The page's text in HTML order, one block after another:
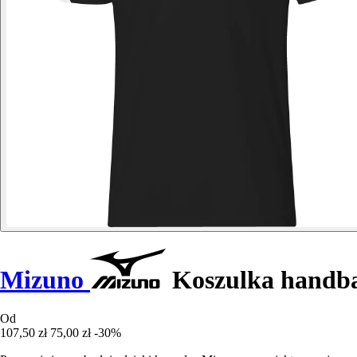
Mizuno Koszulka
Od
107,50 zł 75,00 zł -30%